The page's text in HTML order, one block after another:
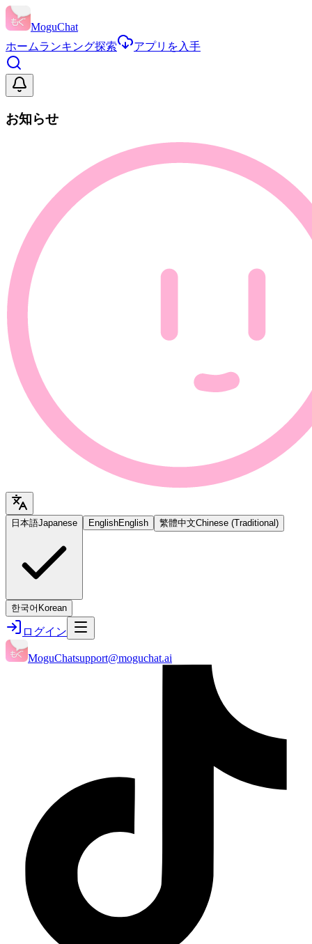
MoguChat
ホームランキング探索 アプリを入手
お知らせ
日本語Japanese EnglishEnglish 繁體中文Chinese (Traditional)
한국어 Korean
ログイン
MoguChatsupport@moguchat.ai